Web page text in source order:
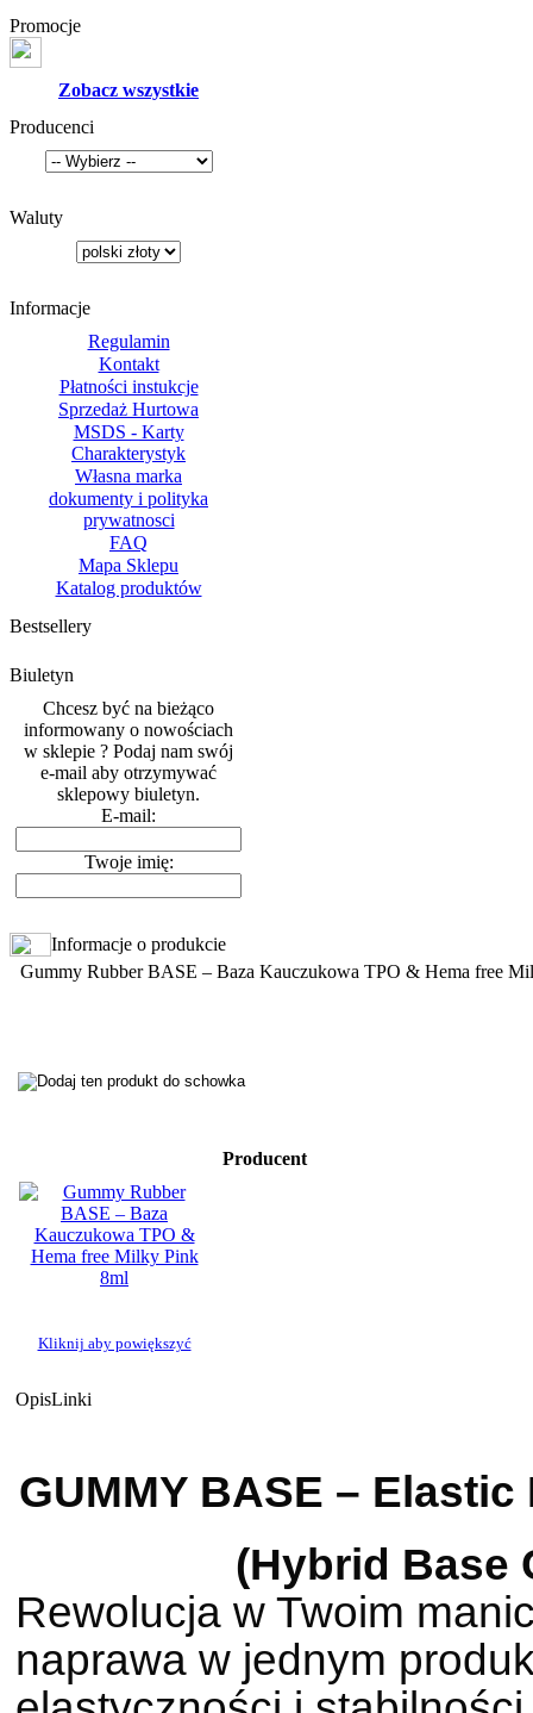
Promocje
Zobacz wszystkie
Producenci
Waluty
Informacje
Regulamin
Kontakt
Płatności instukcje
Sprzedaż Hurtowa
MSDS - Karty
Charakterystyk
Własna marka
dokumenty i polityka
prywatnosci
FAQ
Mapa Sklepu
Katalog produktów
Bestsellery
Biuletyn
Chcesz być na bieżąco
informowany o nowościach
w sklepie ? Podaj nam swój
e-mail aby otrzymywać
sklepowy biuletyn.
E-mail:
Twoje imię:
Informacje o produkcie
Gummy Rubber BASE – Baza Kauczukowa TPO & Hema free
Kliknij aby powiększyć
Producent
OpisLinki
GUMMY BASE –
(Hybrid Base
Rewolucja w Twoim
naprawa w jednym